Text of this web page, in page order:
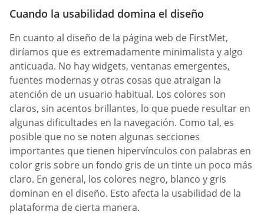
Cuando la usabilidad domina el diseño
En cuanto al diseño de la página web de FirstMet,
diríamos que es extremadamente minimalista y algo
anticuada. No hay widgets, ventanas emergentes,
fuentes modernas y otras cosas que atraigan la
atención de un usuario habitual. Los colores son
claros, sin acentos brillantes, lo que puede resultar en
algunas dificultades en la navegación. Como tal, es
posible que no se noten algunas secciones
importantes que tienen hipervínculos con palabras en
color gris sobre un fondo gris de un tinte un poco más
claro. En general, los colores negro, blanco y gris
dominan en el diseño. Esto afecta la usabilidad de la
plataforma de cierta manera.